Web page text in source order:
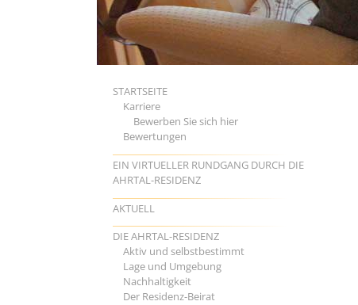
STARTSEITE
Karriere
Bewerben Sie sich hier
Bewertungen
EIN VIRTUELLER RUNDGANG DURCH DIE
AHRTAL-RESIDENZ
AKTUELL
DIE AHRTAL-RESIDENZ
Aktiv und selbstbestimmt
Lage und Umgebung
Nachhaltigkeit
Der Residenz-Beirat